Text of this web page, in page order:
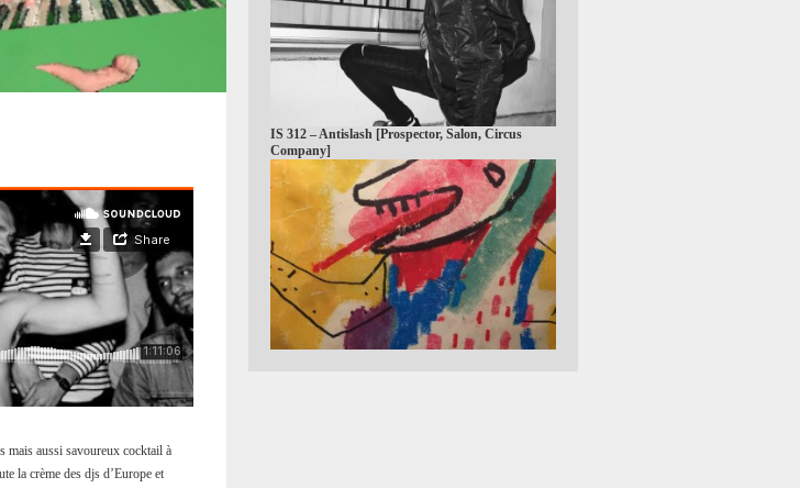
mais aussi savoureux cocktail à
la crème des djs d’Europe et
IS 312 – Antislash [Prospector, Salon, Circus
Company]